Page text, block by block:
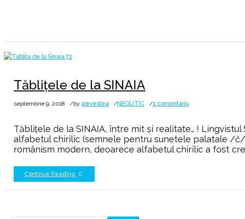
Tăblițele de la SINAIA
septembrie 9, 2018 by p⊕vestea NEOLITIC 1 comentariu
la
SINAIA
Tăblițele de la SINAIA, între mit și realitate… !
alfabetul chirilic (semnele pentru sunetele palatale /
românism modern, deoarece alfabetul chirilic a fost
Continue Reading